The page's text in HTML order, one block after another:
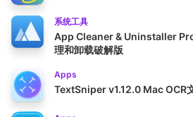
系统工具
App Cleaner & Uninstaller
理和卸载破解版
Apps
TextSniper v1.12.0 Mac OCR